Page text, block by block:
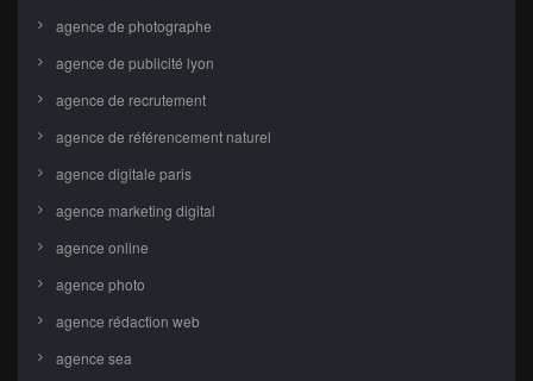
agence de photographe
agence de publicité lyon
agence de recrutement
agence de référencement naturel
agence digitale paris
agence marketing digital
agence online
agence photo
agence rédaction web
agence sea